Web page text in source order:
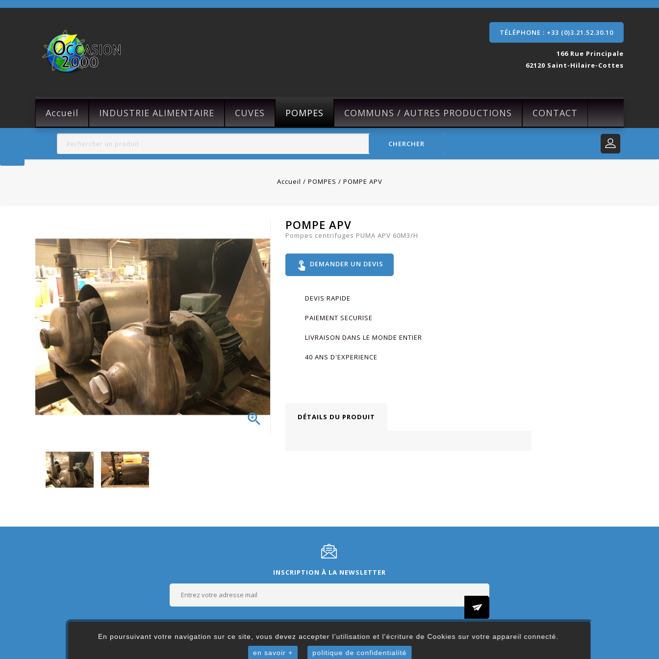
En poursuivant votre navigation sur ce site, vous devez accepter l’utilisation et l'écriture de Cookies sur votre appareil connecté.
en savoir + politique de confidentialité
TÉLÉPHONE : +33 (0)3.21.52.30.10
166 Rue Principale
62120 Saint-Hilaire-Cottes
Accueil INDUSTRIE ALIMENTAIRE CUVES POMPES COMMUNS / AUTRES PRODUCTIONS CONTACT
CHERCHER
Accueil POMPES POMPE APV

POMPE APV
Pompes centrifuges PUMA APV 60M3/H
touch_app DEMANDER UN DEVIS
DEVIS RAPIDE
PAIEMENT SECURISE
LIVRAISON DANS LE MONDE ENTIER
40 ANS D'EXPERIENCE
DÉTAILS DU PRODUIT
INSCRIPTION À LA NEWSLETTER